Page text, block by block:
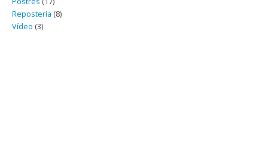
Repostería (8)
Vídeo (3)